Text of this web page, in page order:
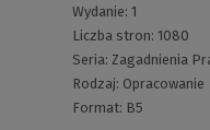
Wydanie:1
Liczba stron:1080
Seria: Zagadnienia
Rodzaj: Opracowanie
Format: B5